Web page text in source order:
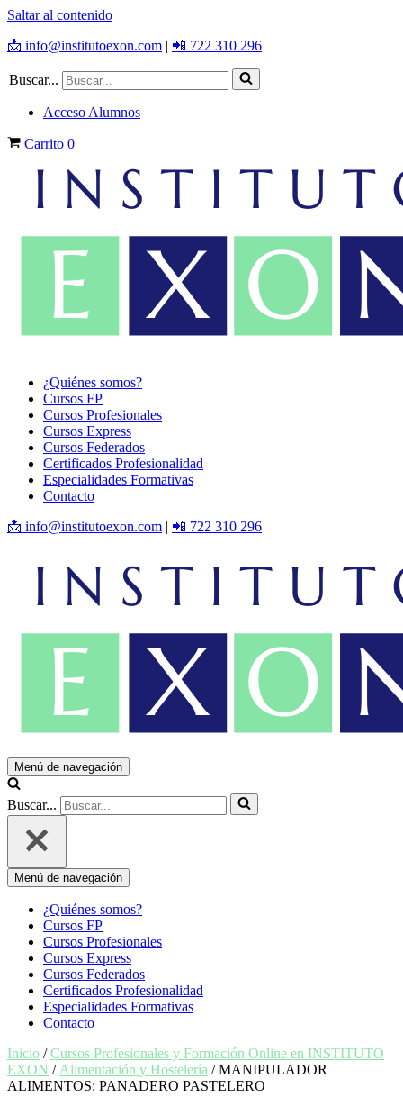
Saltar al contenido
📩 info@institutoexon.com | 📲 722 310 296
Buscar...
Acceso Alumnos
Carrito 0
¿Quiénes somos?
Cursos FP
Cursos Profesionales
Cursos Express
Cursos Federados
Certificados Profesionalidad
Especialidades Formativas
Contacto
📩 info@institutoexon.com | 📲 722 310 296
Menú de navegación
Buscar...
Menú de navegación
¿Quiénes somos?
Cursos FP
Cursos Profesionales
Cursos Express
Cursos Federados
Certificados Profesionalidad
Especialidades Formativas
Contacto
Inicio /Cursos Profesionales y Formación Online en INSTITUTO
EXON / Alimentación y Hostelería / MANIPULADOR
ALIMENTOS: PANADERO PASTELERO